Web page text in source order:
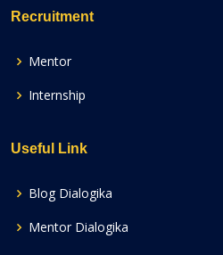
Recruitment
Mentor
Internship
Useful Link
Blog Dialogika
Mentor Dialogika